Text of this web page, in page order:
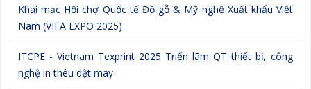
Khai mạc Hội chợ Quốc tế Đồ gỗ & Mỹ nghệ Xuất khẩu Việt
Nam (VIFA EXPO 2025)
ITCPE - Vietnam Texprint 2025 Triển lãm QT thiết bị, công
nghệ in thêu dệt may